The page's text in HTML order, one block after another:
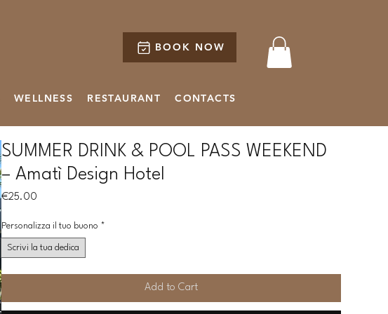
BOOK NOW
WELLNESS RESTAURANT CONTACTS
SUMMER DRINK & POOL PASS WEEKEND
– Amatì Design Hotel
€25.00Price
Personalizza il tuo buono *
Scrivi la tua dedica
Add to Cart